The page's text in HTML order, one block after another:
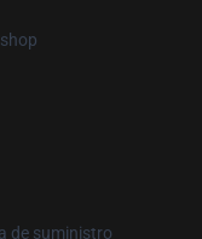
de suministro